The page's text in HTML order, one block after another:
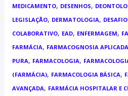
MEDICAMENTO, DESENHOS,
LEGISLAÇÃO, DERMATOLOGIA, DESAFIO
COLABORATIVO, EAD, ENFERMAGEM,
FARMÁCIA, FARMACOGNOSIA APLICADA
PURA, FARMACOLOGIA,
(FARMÁCIA), FARMACOLOGIA BÁSICA,
AVANÇADA, FARMÁCIA HOSPITALAR E